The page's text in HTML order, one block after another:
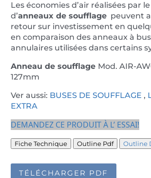
Les économies d’air réalisées par
d’anneaux de soufflage peuvent
retour sur investissement en
en comparaison des anneaux à
annulaires utilisées dans certains
Anneau de soufflage Mod. AIR-
127mm
Ver aussi: BUSES DE SOUFFLAGE ,
EXTRA
DEMANDEZ CE PRODUIT À L’ ESSAI!
Fiche Technique Outline Pdf Outline
TÉLÉCHARGER PDF